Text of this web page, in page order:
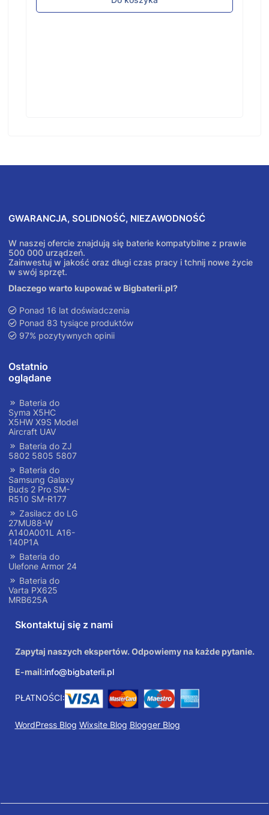
GWARANCJA, SOLIDNOŚĆ, NIEZAWODNOŚĆ
W naszej ofercie znajdują się baterie kompatybilne z prawie
500 000 urządzeń.
Zainwestuj w jakość oraz długi czas pracy i tchnij nowe życie
w swój sprzęt.
Dlaczego warto kupować w Bigbaterii.pl?
Ponad 16 lat doświadczenia
Ponad 83 tysiące produktów
97% pozytywnych opinii
Ostatnio
oglądane
Bateria do
Syma X5HC
X5HW X9S Model
Aircraft UAV
Bateria do ZJ
5802 5805 5807
Bateria do
Samsung Galaxy
Buds 2 Pro SM-
R510 SM-R177
Zasilacz do LG
27MU88-W
A140A001L A16-
140P1A
Bateria do
Ulefone Armor 24
Bateria do
Varta PX625
MRB625A
Skontaktuj się z nami
Zapytaj naszych ekspertów. Odpowiemy na każde pytanie.
E-mail:info@bigbaterii.pl
PŁATNOŚCI:
WordPress Blog Wixsite Blog Blogger Blog